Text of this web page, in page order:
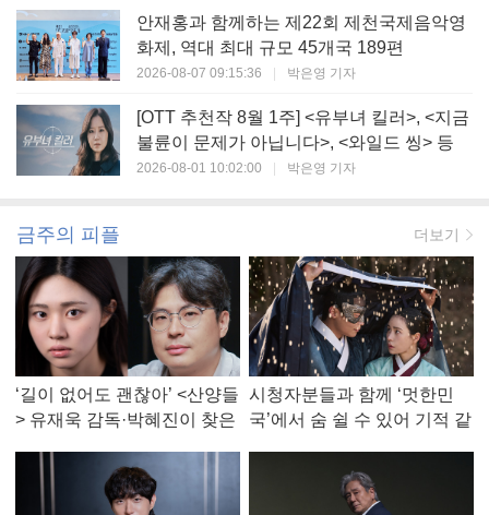
안재홍과 함께하는 제22회 제천국제음악영
화제, 역대 최대 규모 45개국 189편
2026-08-07 09:15:36 | 박은영 기자
[OTT 추천작 8월 1주] <유부녀 킬러>, <지금
불륜이 문제가 아닙니다>, <와일드 씽> 등
2026-08-01 10:02:00 | 박은영 기자
금주의 피플 더보기
‘길이 없어도 괜찮아’ <산양들
> 유재욱 감독·박혜진이 찾은
시청자분들과 함께 ‘멋한민
국’에서 숨 쉴 수 있어 기적 같